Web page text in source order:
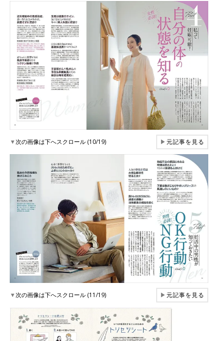
▼次の画像は下へスクロール (10/19) ▶元記事を見る
▼次の画像は下へスクロール (11/19) ▶元記事を見る